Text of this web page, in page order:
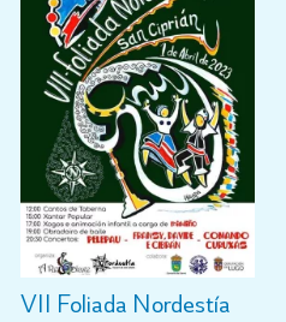
VII Foliada Nordestía